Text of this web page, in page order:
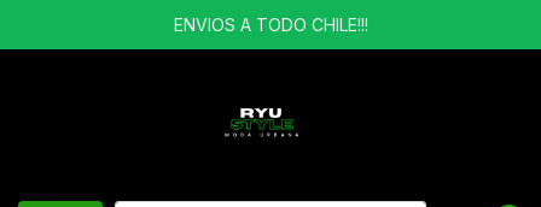
ENVIOS A TODO CHILE!!!